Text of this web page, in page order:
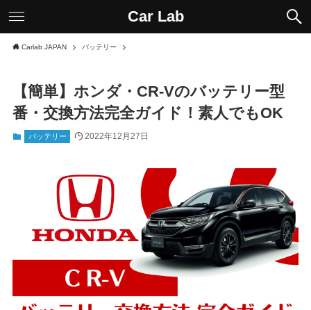
Car Lab
Carlab JAPAN バッテリー
【簡単】ホンダ・CR-Vのバッテリー型
番・交換方法完全ガイド！素人でもOK
バッテリー 2022年12月27日